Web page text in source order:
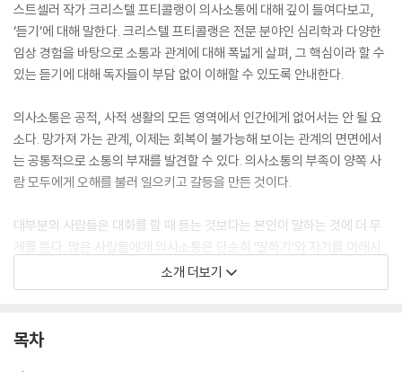
스트셀러 작가 크리스텔 프티콜랭이 의사소통에 대해 깊이 들여다보고,
‘듣기’에 대해 말한다. 크리스텔 프티콜랭은 전문 분야인 심리학과 다양한
임상 경험을 바탕으로 소통과 관계에 대해 폭넓게 살펴, 그 핵심이라 할 수
있는 듣기에 대해 독자들이 부담 없이 이해할 수 있도록 안내한다.
의사소통은 공적, 사적 생활의 모든 영역에서 인간에게 없어서는 안 될 요
소다. 망가져 가는 관계, 이제는 회복이 불가능해 보이는 관계의 면면에서
는 공통적으로 소통의 부재를 발견할 수 있다. 의사소통의 부족이 양쪽 사
람 모두에게 오해를 불러 일으키고 갈등을 만든 것이다.
대부분의 사람들은 대화를 할 때 듣는 것보다는 본인이 말하는 것에 더 무
게를 둔다. 많은 사람들에게 의사소통은 단순히 ‘말하기’와 자기를 이해시
키는 의미로 머물러 있다. 모두가 자신은 말하는 사람, 타인은 듣는 사람이
되기를 기대하는 것이다. 그래서 역설적으로, 우리의 의사소통에는 침묵이
소개 더보기
목차